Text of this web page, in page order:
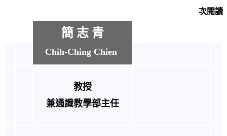
次閱讀
簡 志 青
Chih-Ching Chien
教授
兼通識教學部主任